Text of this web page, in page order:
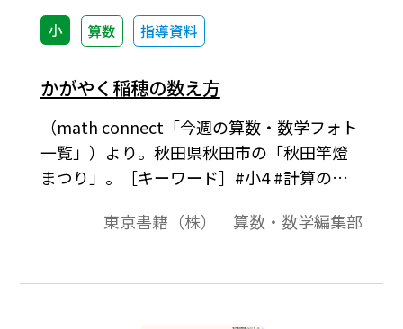
小 算数 指導資料
かがやく稲穂の数え方
（math connect「今週の算数・数学フォト
一覧」）より。秋田県秋田市の「秋田竿燈
まつり」。［キーワード］#小4 #計算の順
東京書籍（株） 算数・数学編集部